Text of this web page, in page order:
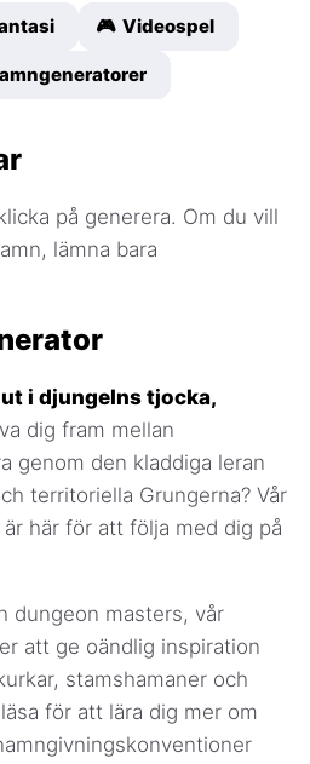
🎮 Videospel
på generera. Om du vill
lämna bara
i djungelns tjocka,
dig fram mellan
genom den kladdiga leran
territoriella Grungerna? Vår
här för att följa med dig på
dungeon masters, vår
att ge oändlig inspiration
stamshamaner och
för att lära dig mer om